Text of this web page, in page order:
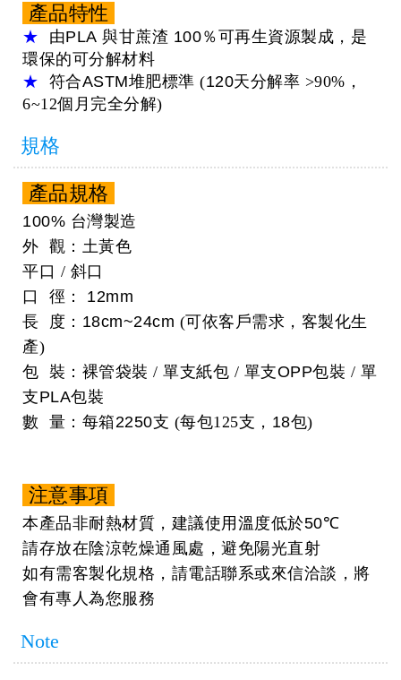
產品特性
★ 由PLA 與甘蔗渣 100％可再生資源製成，是
環保的可分解材料
★ 符合ASTM堆肥標準 (120天分解率 >90%，
6~12個月完全分解)
規格
產品規格
100% 台灣製造
外 觀：土黃色
平口 / 斜口
口 徑：
12mm
長 度： 18cm~24cm (可依客戶需求，客製化生
產)
包 裝：裸管袋裝 / 單支紙包 / 單支OPP包裝 / 單
支PLA包裝
數 量：每箱2250支 (每包125支， 18包)
注意事項
本產品非耐熱材質，建議使用溫度低於50℃
請存放在陰涼乾燥通風處，避免陽光直射
如有需客製化規格，請電話聯系或來信洽談，將
會有專人為您服務
Note